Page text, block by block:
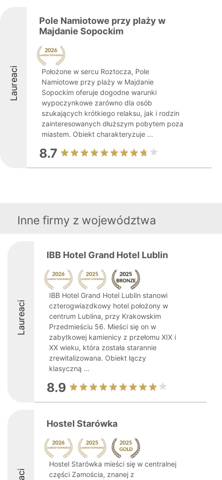
Laureaci
Pole Namiotowe przy plaży w
Majdanie Sopockim
Położone w sercu Roztocza, Pole
Namiotowe przy plaży w Majdanie
Sopockim oferuje dogodne warunki
wypoczynkowe zarówno dla osób
szukających krótkiego relaksu, jak i rodzin
zainteresowanych dłuższym pobytem poza
miastem. Obiekt charakteryzuje ...
8.7
Inne firmy z województwa
Laureaci
IBB Hotel Grand Hotel Lublin
IBB Hotel Grand Hotel Lublin stanowi
czterogwiazdkowy hotel położony w
centrum Lublina, przy Krakowskim
Przedmieściu 56. Mieści się on w
zabytkowej kamienicy z przełomu XIX i
XX wieku, która została starannie
zrewitalizowana. Obiekt łączy
klasyczną ...
8.9
Hostel Starówka
Hostel Starówka mieści się w centralnej
części Zamościa, znanej z